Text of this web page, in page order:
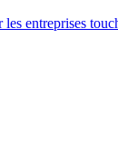
entreprises